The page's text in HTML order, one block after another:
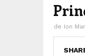
de Ion